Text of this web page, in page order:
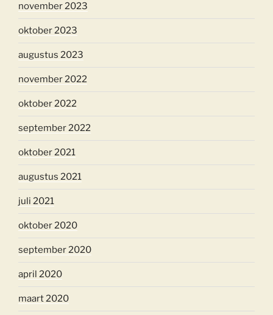
november 2023
oktober 2023
augustus 2023
november 2022
oktober 2022
september 2022
oktober 2021
augustus 2021
juli 2021
oktober 2020
september 2020
april 2020
maart 2020